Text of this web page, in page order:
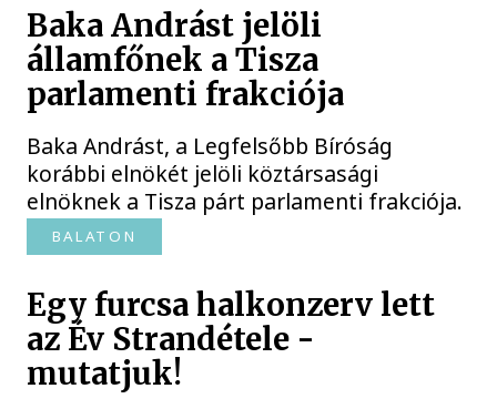
Baka Andrást jelöli
államfőnek a Tisza
parlamenti frakciója
Baka Andrást, a Legfelsőbb Bíróság
korábbi elnökét jelöli köztársasági
elnöknek a Tisza párt parlamenti frakciója.
BALATON
Egy furcsa halkonzerv lett
az Év Strandétele -
mutatjuk!